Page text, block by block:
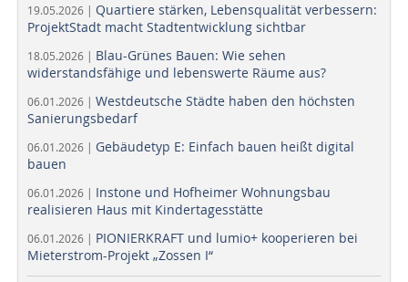
19.05.2026 | Quartiere stärken, Lebensqualität verbessern:
ProjektStadt macht Stadtentwicklung sichtbar
18.05.2026 | Blau-Grünes Bauen: Wie sehen
widerstandsfähige und lebenswerte Räume aus?
06.01.2026 | Westdeutsche Städte haben den höchsten
Sanierungsbedarf
06.01.2026 | Gebäudetyp E: Einfach bauen heißt digital
bauen
06.01.2026 | Instone und Hofheimer Wohnungsbau
realisieren Haus mit Kindertagesstätte
06.01.2026 | PIONIERKRAFT und lumio+ kooperieren bei
Mieterstrom-Projekt „Zossen I“